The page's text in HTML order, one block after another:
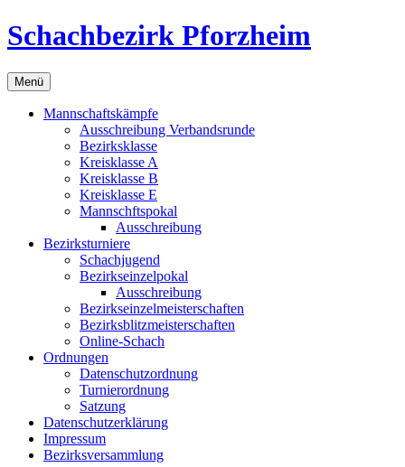
Zum
Inhalt
Schachbezirk Pforzheim
Menü
Mannschaftskämpfe
Ausschreibung Verbandsrunde
Bezirksklasse
Kreisklasse A
Kreisklasse B
Kreisklasse E
Mannschftspokal
Ausschreibung
Bezirksturniere
Schachjugend
Bezirkseinzelpokal
Ausschreibung
Bezirkseinzelmeisterschaften
Bezirksblitzmeisterschaften
Online-Schach
Ordnungen
Datenschutzordnung
Turnierordnung
Satzung
Datenschutzerklärung
Impressum
Bezirksversammlung